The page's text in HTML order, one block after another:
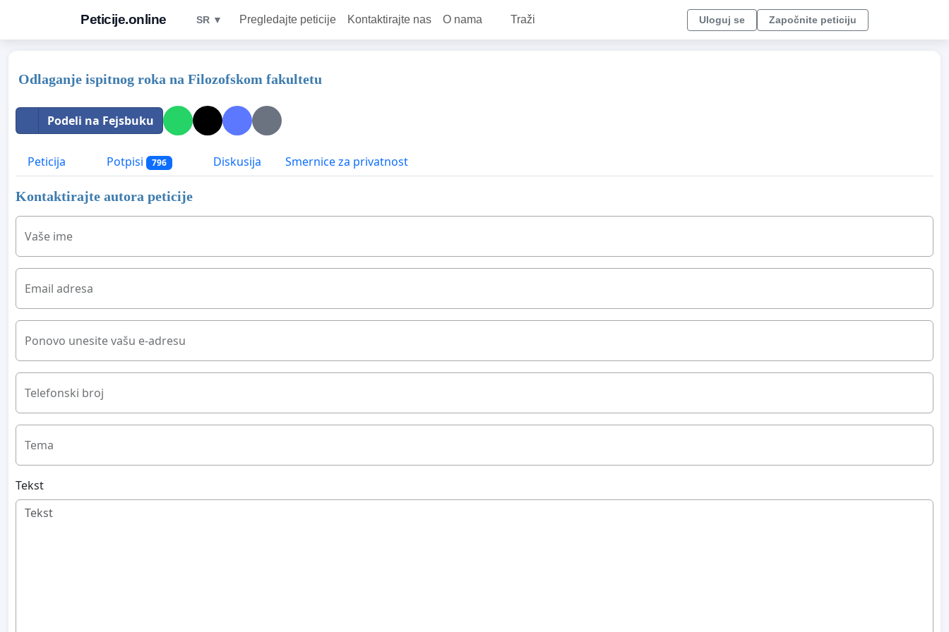
Peticije.online SR ▼ Pregledajte peticije Kontaktirajte nas O nama Traži Uloguj se Započnite peticiju
Odlaganje ispitnog roka na Filozofskom fakultetu
Podeli na Fejsbuku
Peticija Potpisi 796 Diskusija Smernice za privatnost
Kontaktirajte autora peticije
Vaše ime
Email adresa
Ponovo unesite vašu e-adresu
Telefonski broj
Tema
Tekst